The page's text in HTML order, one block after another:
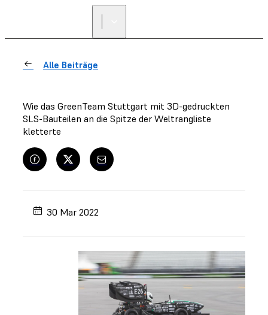
Alle Beiträge
Wie das GreenTeam Stuttgart mit 3D-gedruckten
SLS-Bauteilen an die Spitze der Weltrangliste
kletterte
30 Mar 2022